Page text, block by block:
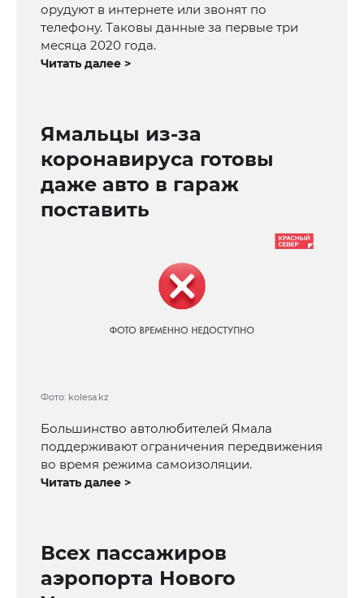
орудуют в интернете или звонят по
телефону. Таковы данные за первые три
месяца 2020 года.
Читать далее >
Ямальцы из-за
коронавируса готовы
даже авто в гараж
поставить
Фото: kolesa.kz
Большинство автолюбителей Ямала
поддерживают ограничения передвижения
во время режима самоизоляции.
Читать далее >
Всех пассажиров
аэропорта Нового